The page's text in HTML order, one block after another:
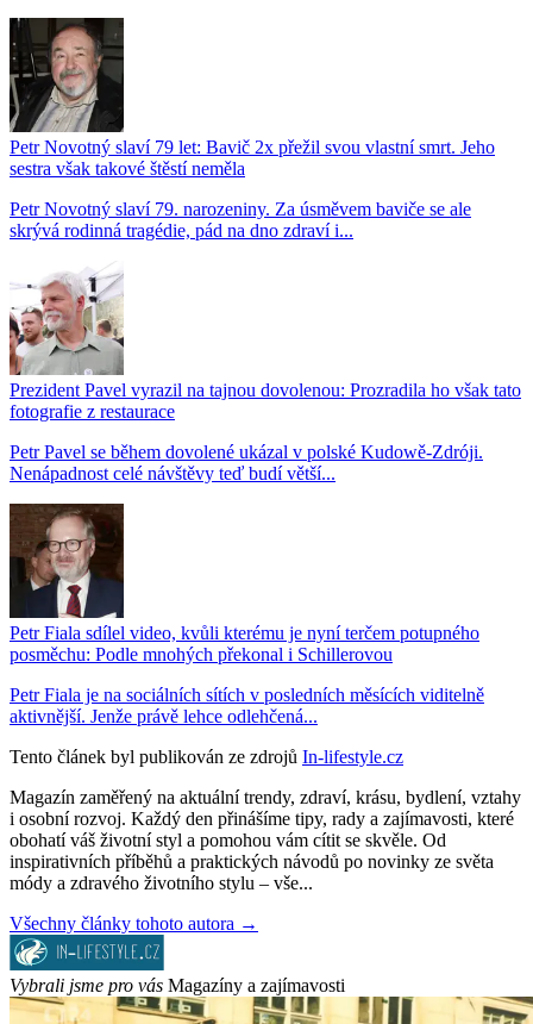
Petr Novotný slaví 79 let: Bavič 2x přežil svou vlastní smrt. Jeho
sestra však takové štěstí neměla
Petr Novotný slaví 79. narozeniny. Za úsměvem baviče se ale
skrývá rodinná tragédie, pád na dno zdraví i...
Prezident Pavel vyrazil na tajnou dovolenou: Prozradila ho však tato
fotografie z restaurace
Petr Pavel se během dovolené ukázal v polské Kudowě-Zdróji.
Nenápadnost celé návštěvy teď budí větší...
Petr Fiala sdílel video, kvůli kterému je nyní terčem potupného
posměchu: Podle mnohých překonal i Schillerovou
Petr Fiala je na sociálních sítích v posledních měsících viditelně
aktivnější. Jenže právě lehce odlehčená...
Tento článek byl publikován ze zdrojů In-lifestyle.cz
Magazín zaměřený na aktuální trendy, zdraví, krásu, bydlení, vztahy
i osobní rozvoj. Každý den přinášíme tipy, rady a zajímavosti, které
obohatí váš životní styl a pomohou vám cítit se skvěle. Od
inspirativních příběhů a praktických návodů po novinky ze světa
módy a zdravého životního stylu – vše...
Všechny články tohoto autora →
Vybrali jsme pro vás Magazíny a zajímavosti